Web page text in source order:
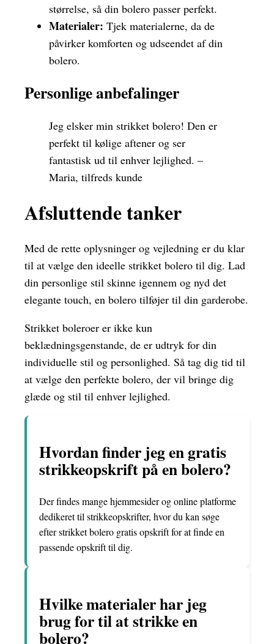
størrelse, så din bolero passer perfekt.
Materialer: Tjek materialerne, da de
påvirker komforten og udseendet af din
bolero.
Personlige anbefalinger
Jeg elsker min strikket bolero! Den er
perfekt til kølige aftener og ser
fantastisk ud til enhver lejlighed. –
Maria, tilfreds kunde
Afsluttende tanker
Med de rette oplysninger og vejledning er du klar
til at vælge den ideelle strikket bolero til dig. Lad
din personlige stil skinne igennem og nyd det
elegante touch, en bolero tilføjer til din garderobe.
Strikket boleroer er ikke kun
beklædningsgenstande, de er udtryk for din
individuelle stil og personlighed. Så tag dig tid til
at vælge den perfekte bolero, der vil bringe dig
glæde og stil til enhver lejlighed.
Hvordan finder jeg en gratis
strikkeopskrift på en bolero?
Der findes mange hjemmesider og online platforme
dedikeret til strikkeopskrifter, hvor du kan søge
efter strikket bolero gratis opskrift for at finde en
passende opskrift til dig.
Hvilke materialer har jeg
brug for til at strikke en
bolero?